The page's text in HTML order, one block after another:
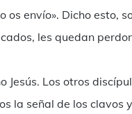
os envío». Dicho esto,
les quedan
Jesús. Los otros
la señal de los clavos